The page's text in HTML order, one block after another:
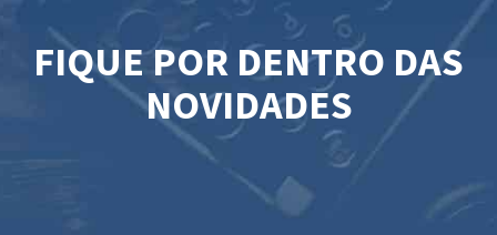
FIQUE POR DENTRO DAS
NOVIDADES